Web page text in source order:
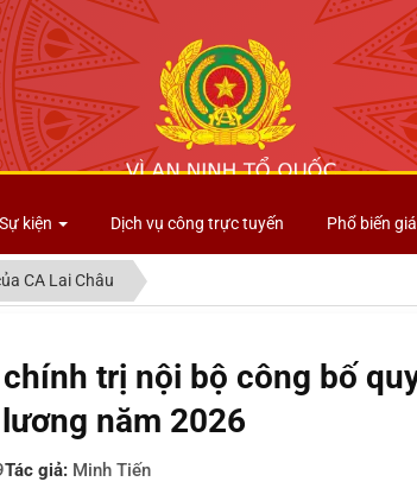
kiện Dịch vụ công trực tuyến Phổ biến
CA Lai Châu
trị nội bộ công bố
năm 2026
Tác giả: Minh Tiến